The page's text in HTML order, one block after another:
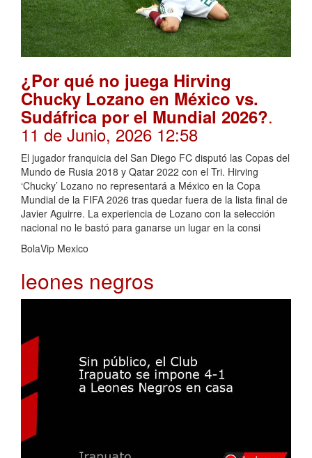
¿Por qué no juega Hirving
Chucky Lozano en México vs.
Sudáfrica por el Mundial 2026?.
11 de Junio, 2026 12:58
El jugador franquicia del San Diego FC disputó las Copas del
Mundo de Rusia 2018 y Qatar 2022 con el Tri. Hirving
‘Chucky’ Lozano no representará a México en la Copa
Mundial de la FIFA 2026 tras quedar fuera de la lista final de
Javier Aguirre. La experiencia de Lozano con la selección
nacional no le bastó para ganarse un lugar en la consi
BolaVip Mexico
leones negros